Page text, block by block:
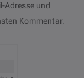
Adresse und
Kommentar.